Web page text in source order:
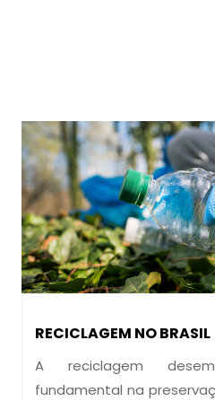
RECICLAGEM NO BRASIL
A reciclagem
fundamental na